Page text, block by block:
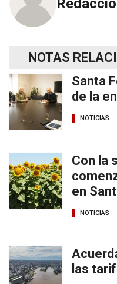
NOTAS
Santa
de la
NOTICIAS
Con la
en
NOTICIAS
las